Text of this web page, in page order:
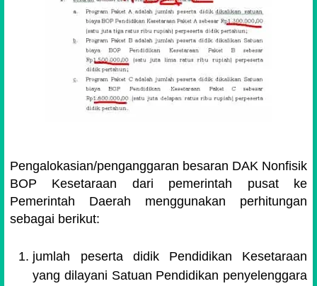
Pengalokasian/penganggaran besaran DAK Nonfisik
BOP Kesetaraan dari pemerintah pusat ke
Pemerintah Daerah menggunakan perhitungan
sebagai berikut:
jumlah peserta didik Pendidikan Kesetaraan
yang dilayani Satuan Pendidikan penyelenggara